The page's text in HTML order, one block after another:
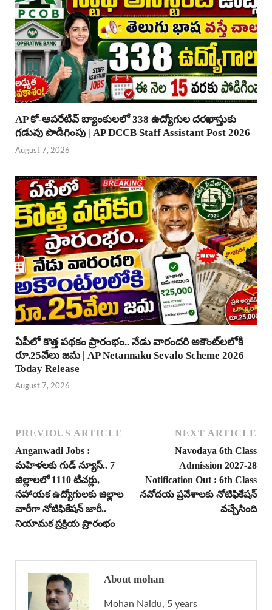
AP కో-ఆపరేటివ్ బ్యాంకులలో 338 ఉద్యోగుల దరఖాస్తుకు
గడువు పొడిగింపు | AP DCCB Staff Assistant Post 2026
August 7, 2026
ఏపీలో కొత్త పథకం ప్రారంభం.. నేడు వారందరి అకౌంట్‌లలోకి
రూ.25వేలు జమ | AP Netannaku Sevalo Scheme 2026
Today Release
August 7, 2026
PREVIOUS ARTICLE
Anganwadi Jobs :
మహిళలకు గుడ్ న్యూస్.. 7
జిల్లాలలో 1110 టీచర్లు,
సహాయక ఉద్యోగులకు జిల్లాల
వారీగా నోటిఫికేషన్ జారీ..
నియామక ప్రక్రియ ప్రారంభం
NEXT ARTICLE
Navodaya 6th Class
Admission 2027-28
Notification Out : 6th Class
నవోదయ ప్రవేశాలకు నోటిఫికేషన్
వచ్చేసింది
About mohan
Mohan Naidu, 5 years